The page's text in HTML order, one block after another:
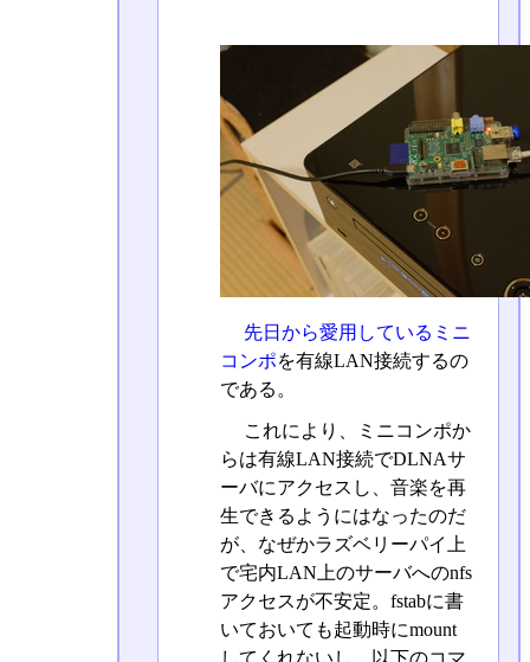
先日から愛用しているミニ
コンポを有線LAN接続するの
である。
これにより、ミニコンポか
らは有線LAN接続でDLNAサ
ーバにアクセスし、音楽を再
生できるようにはなったのだ
が、なぜかラズベリーパイ上
で宅内LAN上のサーバへのnfs
アクセスが不安定。fstabに書
いておいても起動時にmount